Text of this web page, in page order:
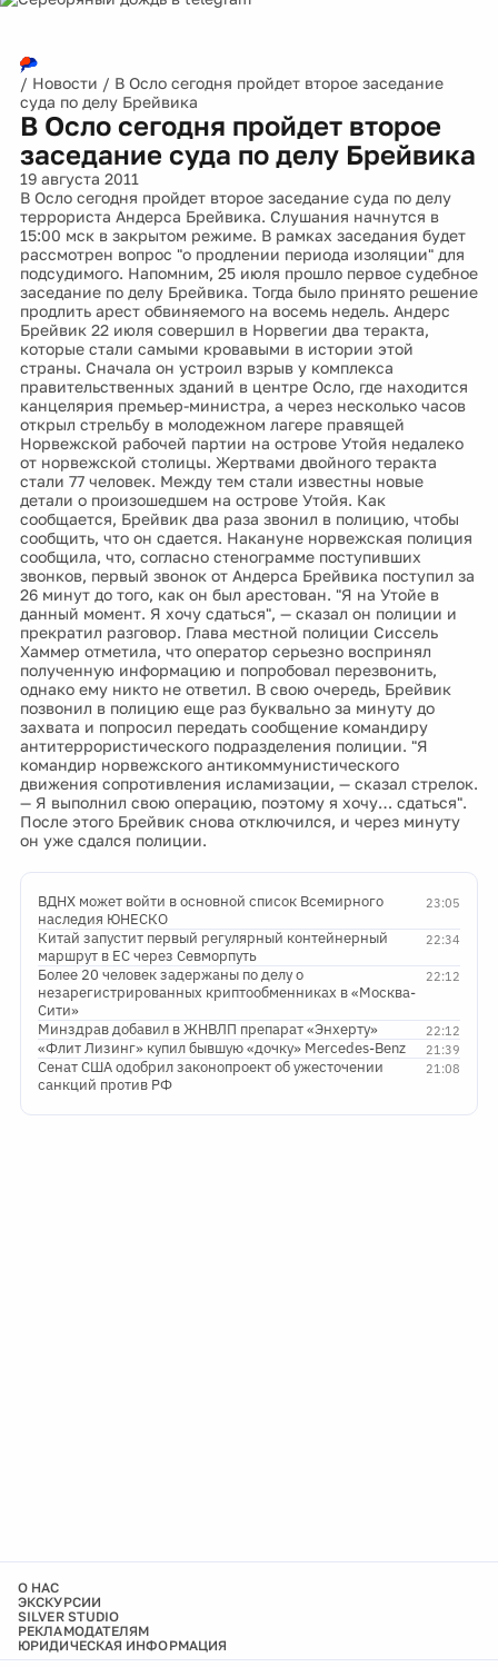
/ Новости / В Осло сегодня пройдет второе заседание
суда по делу Брейвика
В Осло сегодня пройдет второе
заседание суда по делу Брейвика
19 августа 2011
В Осло сегодня пройдет второе заседание суда по делу
террориста Андерса Брейвика. Слушания начнутся в
15:00 мск в закрытом режиме. В рамках заседания будет
рассмотрен вопрос "о продлении периода изоляции" для
подсудимого. Напомним, 25 июля прошло первое судебное
заседание по делу Брейвика. Тогда было принято решение
продлить арест обвиняемого на восемь недель. Андерс
Брейвик 22 июля совершил в Норвегии два теракта,
которые стали самыми кровавыми в истории этой
страны. Сначала он устроил взрыв у комплекса
правительственных зданий в центре Осло, где находится
канцелярия премьер-министра, а через несколько часов
открыл стрельбу в молодежном лагере правящей
Норвежской рабочей партии на острове Утойя недалеко
от норвежской столицы. Жертвами двойного теракта
стали 77 человек. Между тем стали известны новые
детали о произошедшем на острове Утойя. Как
сообщается, Брейвик два раза звонил в полицию, чтобы
сообщить, что он сдается. Накануне норвежская полиция
сообщила, что, согласно стенограмме поступивших
звонков, первый звонок от Андерса Брейвика поступил за
26 минут до того, как он был арестован. "Я на Утойе в
данный момент. Я хочу сдаться", — сказал он полиции и
прекратил разговор. Глава местной полиции Сиссель
Хаммер отметила, что оператор серьезно воспринял
полученную информацию и попробовал перезвонить,
однако ему никто не ответил. В свою очередь, Брейвик
позвонил в полицию еще раз буквально за минуту до
захвата и попросил передать сообщение командиру
антитеррористического подразделения полиции. "Я
командир норвежского антикоммунистического
движения сопротивления исламизации, — сказал стрелок.
— Я выполнил свою операцию, поэтому я хочу… сдаться".
После этого Брейвик снова отключился, и через минуту
он уже сдался полиции.
23:05
ВДНХ может войти в основной список Всемирного
наследия ЮНЕСКО
22:34
Китай запустит первый регулярный контейнерный
маршрут в ЕС через Севморпуть
22:12
Более 20 человек задержаны по делу о
незарегистрированных криптообменниках в «Москва-
Сити»
22:12
Минздрав добавил в ЖНВЛП препарат «Энхерту»
21:39
«Флит Лизинг» купил бывшую «дочку» Mercedes-Benz
21:08
Сенат США одобрил законопроект об ужесточении
санкций против РФ
О НАС
ЭКСКУРСИИ
SILVER STUDIO
РЕКЛАМОДАТЕЛЯМ
ЮРИДИЧЕСКАЯ ИНФОРМАЦИЯ